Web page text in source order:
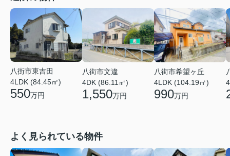
八街市東吉田
4LDK (84.45㎡)
550万円
八街市文違
4DK (86.11㎡)
1,550万円
八街市希望ヶ丘
4LDK (104.19㎡)
990万円
よく見られている物件